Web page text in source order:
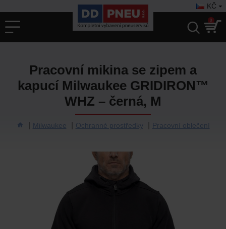
KČ
0
Milwaukee Ochranné prostředky Pracovní oblečení
Pracovní mikina se zipem a
kapucí Milwaukee GRIDIRON™
WHZ – černá, M